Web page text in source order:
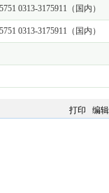
0313-3175911（国内）
0313-3175911（国内）
打印 编